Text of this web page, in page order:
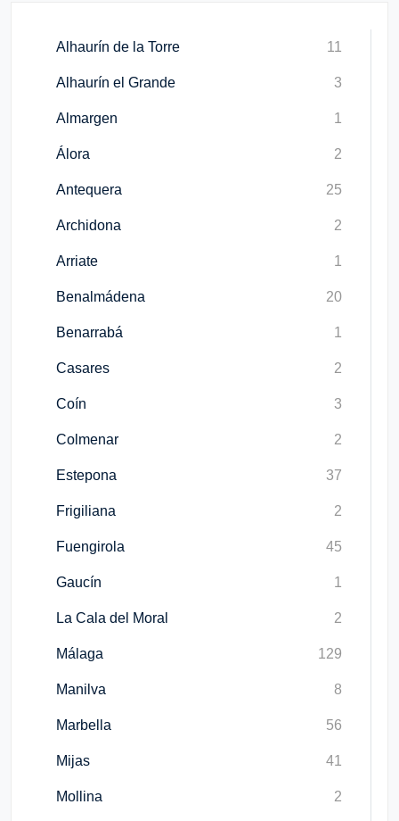
Alhaurín de la Torre 11
Alhaurín el Grande 3
Almargen 1
Álora 2
Antequera 25
Archidona 2
Arriate 1
Benalmádena 20
Benarrabá 1
Casares 2
Coín 3
Colmenar 2
Estepona 37
Frigiliana 2
Fuengirola 45
Gaucín 1
La Cala del Moral 2
Málaga 129
Manilva 8
Marbella 56
Mijas 41
Mollina 2